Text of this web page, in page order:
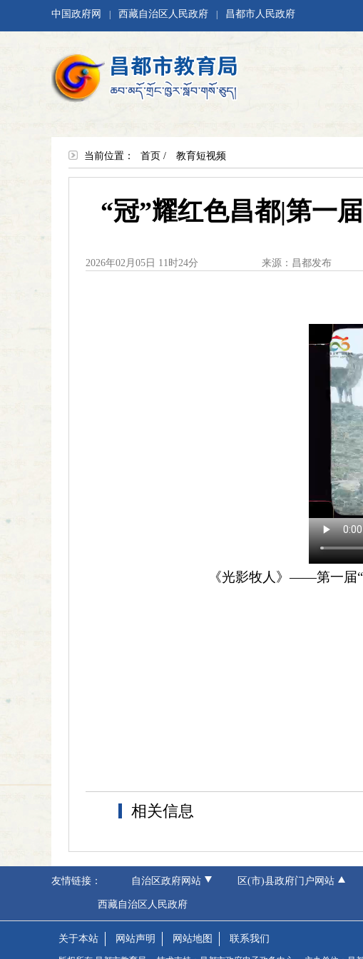
中国政府网 西藏自治区人民政府 昌都市人民政府
当前位置： 首页 / 教育短视频
“冠”耀红色昌都|第一
2026年02月05日 11时24分 来源：昌都发布
《光影牧人》——第一届
相关信息
友情链接： 自治区政府网站 区(市)县政府门户网站
西藏自治区人民政府
关于本站 网站声明 网站地图 联系我们